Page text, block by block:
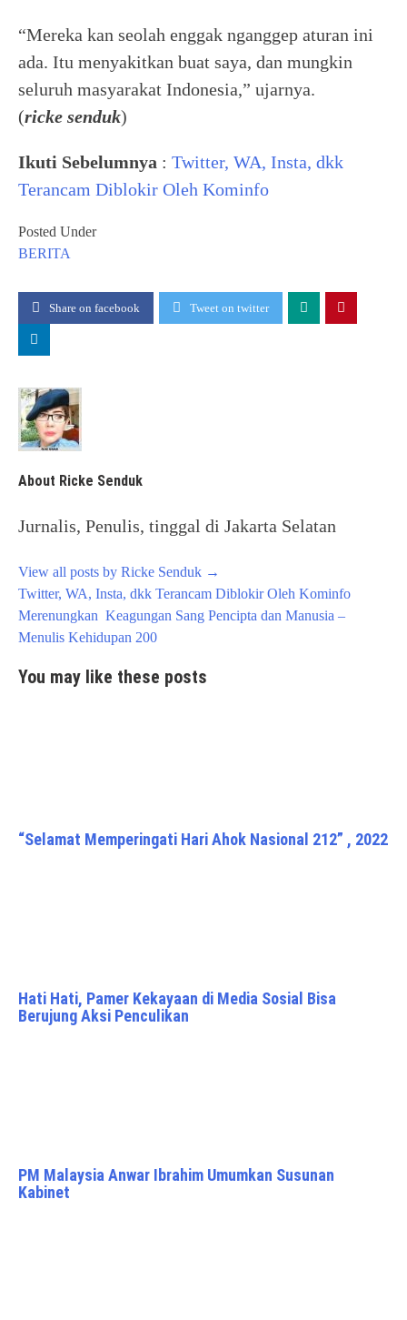
“Mereka kan seolah enggak nganggep aturan ini
ada. Itu menyakitkan buat saya, dan mungkin
seluruh masyarakat Indonesia,” ujarnya.
(ricke senduk)
Ikuti Sebelumnya : Twitter, WA, Insta, dkk
Terancam Diblokir Oleh Kominfo
Posted Under
BERITA
Share on facebook Tweet on twitter
About Ricke Senduk
Jurnalis, Penulis, tinggal di Jakarta Selatan
View all posts by Ricke Senduk →
Post
navigation
Twitter, WA, Insta, dkk Terancam Diblokir Oleh Kominfo
Merenungkan Keagungan Sang Pencipta dan Manusia –
Menulis Kehidupan 200
You may like these posts
“Selamat Memperingati Hari Ahok Nasional 212” , 2022
Hati Hati, Pamer Kekayaan di Media Sosial Bisa
Berujung Aksi Penculikan
PM Malaysia Anwar Ibrahim Umumkan Susunan
Kabinet